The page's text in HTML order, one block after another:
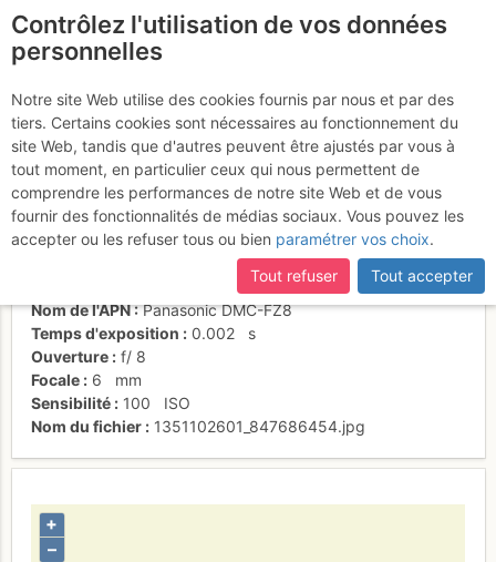
Ama Dablam... et nous
Activités
Date/heure
7 nov. 2011 11:35
Contributeur
marco167
individuel (CC by-nc-nd)
Nom de l'APN
Panasonic DMC-FZ8
Temps d'exposition
0.002
s
Ouverture
f/ 8
Focale
6
mm
Sensibilité
100
ISO
Nom du fichier
1351102601_847686454.jpg
+
–
Contrôlez l'utilisation de vos données
personnelles
Notre site Web utilise des cookies fournis par nous et par des
tiers. Certains cookies sont nécessaires au fonctionnement du
site Web, tandis que d'autres peuvent être ajustés par vous à
tout moment, en particulier ceux qui nous permettent de
comprendre les performances de notre site Web et de vous
fournir des fonctionnalités de médias sociaux. Vous pouvez les
accepter ou les refuser tous ou bien paramétrer vos choix.
Tout refuser
Tout accepter